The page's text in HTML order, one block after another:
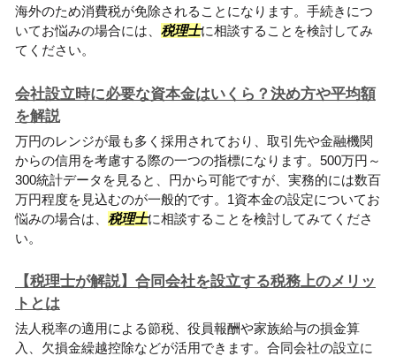
海外のため消費税が免除されることになります。手続きにつ
いてお悩みの場合には、 税理士に相談することを検討してみ
てください。
会社設立時に必要な資本金はいくら？決め方や平均額
を解説
万円のレンジが最も多く採用されており、取引先や金融機関
からの信用を考慮する際の一つの指標になります。500万円～
300統計データを見ると、円から可能ですが、実務的には数百
万円程度を見込むのが一般的です。1資本金の設定についてお
悩みの場合は、 税理士に相談することを検討してみてくださ
い。
【税理士が解説】合同会社を設立する税務上のメリッ
トとは
法人税率の適用による節税、役員報酬や家族給与の損金算
入、欠損金繰越控除などが活用できます。合同会社の設立に